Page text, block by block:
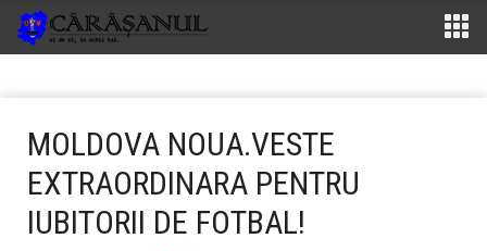
MOLDOVA NOUA.VESTE
EXTRAORDINARA PENTRU
IUBITORII DE FOTBAL!